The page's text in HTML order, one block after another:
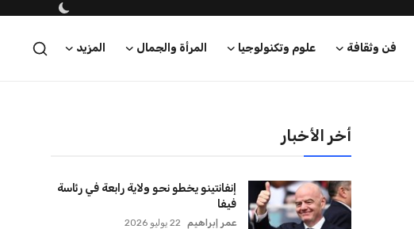
فن وثقافة علوم وتكنولوجيا المرأة والجمال المزيد
أخر الأخبار
إنفانتينو يخطو نحو ولاية رابعة في رئاسة
فيفا
عمر إبراهيم 22 يوليو 2026